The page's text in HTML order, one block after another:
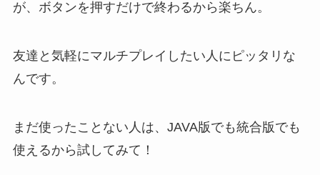
が、ボタンを押すだけで終わるから楽ちん。
友達と気軽にマルチプレイしたい人にピッタリな
んです。
まだ使ったことない人は、JAVA版でも統合版でも
使えるから試してみて！